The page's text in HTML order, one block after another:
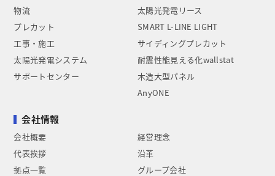
物流
プレカット
工事・施工
太陽光発電システム
サポートセンター
太陽光発電リース
SMART L-LINE LIGHT
サイディングプレカット
耐震性能見える化wallstat
木造大型パネル
AnyONE
会社情報
会社概要
経営理念
代表挨拶
沿革
拠点一覧
グループ会社